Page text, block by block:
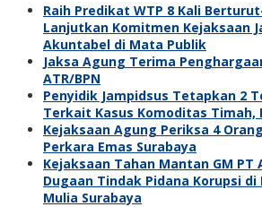
Raih Predikat WTP 8 Kali
Lanjutkan Komitmen Kejaksaan
Akuntabel di Mata Publik
Jaksa Agung Terima
ATR/BPN
Penyidik Jampidsus Tetapkan 2
Terkait Kasus Komoditas Timah,
Kejaksaan Agung Periksa 4
Perkara Emas Surabaya
Kejaksaan Tahan Mantan GM
Dugaan Tindak Pidana Korupsi
Mulia Surabaya